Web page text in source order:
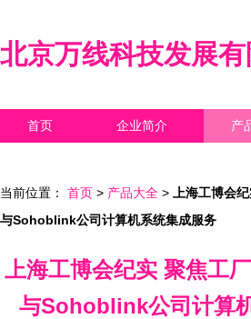
北京万线科技发展有
首页 企业简介 产
当前位置： 首页 > 产品大全 >
上海工博会
与Sohoblink公司计算机系统集成服务
上海工博会纪实 聚焦工
与Sohoblink公司计算